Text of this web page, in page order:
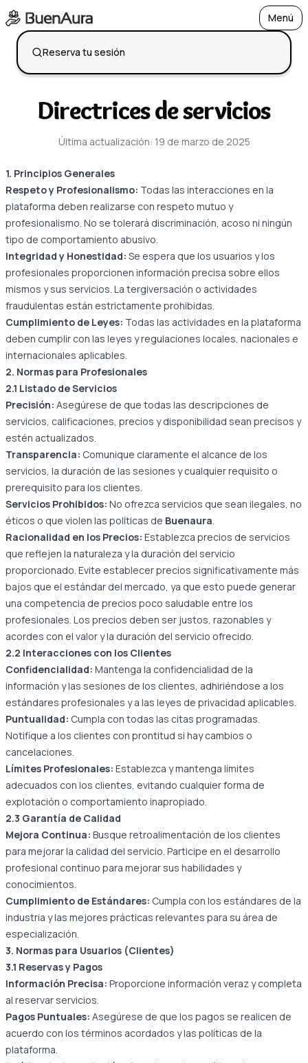
MenúOpen
Reserva tu sesión
Directrices de servicios
Última actualización: 19 de marzo de 2025
1. Principios Generales
Respeto y Profesionalismo: Todas las interacciones en la
plataforma deben realizarse con respeto mutuo y
profesionalismo. No se tolerará discriminación, acoso ni ningún
tipo de comportamiento abusivo.
Integridad y Honestidad: Se espera que los usuarios y los
profesionales proporcionen información precisa sobre ellos
mismos y sus servicios. La tergiversación o actividades
fraudulentas están estrictamente prohibidas.
Cumplimiento de Leyes: Todas las actividades en la plataforma
deben cumplir con las leyes y regulaciones locales, nacionales e
internacionales aplicables.
2. Normas para Profesionales
2.1 Listado de Servicios
Precisión: Asegúrese de que todas las descripciones de
servicios, calificaciones, precios y disponibilidad sean precisos y
estén actualizados.
Transparencia: Comunique claramente el alcance de los
servicios, la duración de las sesiones y cualquier requisito o
prerequisito para los clientes.
Servicios Prohibidos: No ofrezca servicios que sean ilegales, no
éticos o que violen las políticas de Buenaura.
Racionalidad en los Precios: Establezca precios de servicios
que reflejen la naturaleza y la duración del servicio
proporcionado. Evite establecer precios significativamente más
bajos que el estándar del mercado, ya que esto puede generar
una competencia de precios poco saludable entre los
profesionales. Los precios deben ser justos, razonables y
acordes con el valor y la duración del servicio ofrecido.
2.2 Interacciones con los Clientes
Confidencialidad: Mantenga la confidencialidad de la
información y las sesiones de los clientes, adhiriéndose a los
estándares profesionales y a las leyes de privacidad aplicables.
Puntualidad: Cumpla con todas las citas programadas.
Notifique a los clientes con prontitud si hay cambios o
cancelaciones.
Límites Profesionales: Establezca y mantenga límites
adecuados con los clientes, evitando cualquier forma de
explotación o comportamiento inapropiado.
2.3 Garantía de Calidad
Mejora Continua: Busque retroalimentación de los clientes
para mejorar la calidad del servicio. Participe en el desarrollo
profesional continuo para mejorar sus habilidades y
conocimientos.
Cumplimiento de Estándares: Cumpla con los estándares de la
industria y las mejores prácticas relevantes para su área de
especialización.
3. Normas para Usuarios (Clientes)
3.1 Reservas y Pagos
Información Precisa: Proporcione información veraz y completa
al reservar servicios.
Pagos Puntuales: Asegúrese de que los pagos se realicen de
acuerdo con los términos acordados y las políticas de la
plataforma.